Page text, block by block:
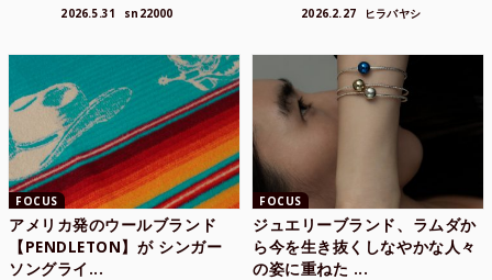
2026.5.31 sn22000 2026.2.27 ヒラバヤシ
FOCUS
アメリカ発のウールブランド
【PENDLETON】が シンガー
ソングライ...
FOCUS
ジュエリーブランド、ラムダか
ら今を生き抜くしなやかな人々
の姿に重ねた ...